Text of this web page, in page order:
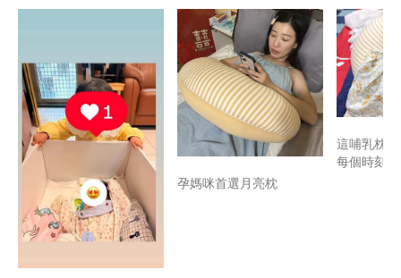
孕媽咪首選月亮枕
這哺乳枕
每個時刻~